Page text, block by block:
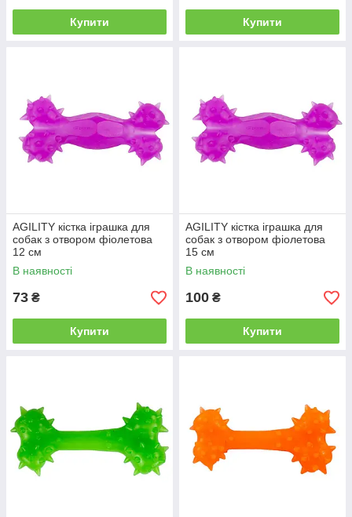
Купити Купити
AGILITY кістка іграшка для
собак з отвором фіолетова
12 см
В наявності
73 ₴
Купити
AGILITY кістка іграшка для
собак з отвором фіолетова
15 см
В наявності
100 ₴
Купити